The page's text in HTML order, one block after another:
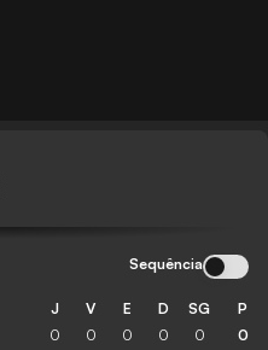
Sequência
J V E D SG P
0 0 0 0 0 0